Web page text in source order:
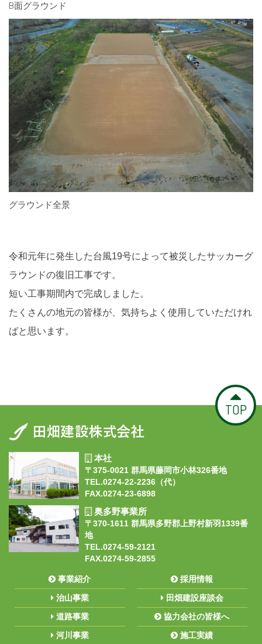
B面グラウンド
グラウンド全景
令和元年に発生した台風19号によって被災したサッカーグ
ラウンドの復旧工事です。
短い工事期間内で完成しました。
たくさんの地元の皆様が、気持ちよく使用していただけれ
ばと思います。
TOP
本社
〒375-0021 群馬県藤岡市小林326番地
TEL.0274-22-2236（代）
FAX.0274-23-6898
奥多野事業所
〒370-1611 群馬県多野郡上野村新羽1339番
地
TEL.0274-59-2121
FAX.0274-59-2855
事業紹介
治山事業
道路事業
河川事業
採用情報
田畑建設座談会
協力会社の皆様へ
施工実績